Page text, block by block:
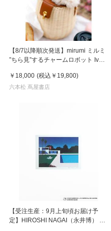
【8/7以降順次発送】mirumi ミルミ
”ちら見”するチャームロボット Ivory
￥18,000 (税込 ￥19,800)
六本松 蔦屋書店
【受注生産：9月上旬頃お届け予
定】HIROSHI NAGAI（永井博） ×